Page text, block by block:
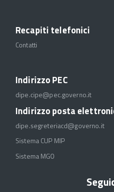
Recapiti telefonici
Contatti
Indirizzo PEC
dipe.cipe@pec.governo.it
Indirizzo posta
dipe.segreteriacd@governo.it
Sistema CUP MIP
Sistema MGO